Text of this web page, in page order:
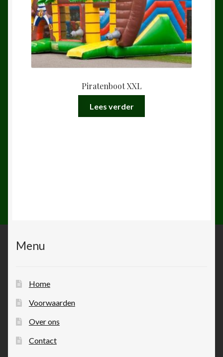
Piratenboot XXL
Lees verder
Menu
Home
Voorwaarden
Over ons
Contact